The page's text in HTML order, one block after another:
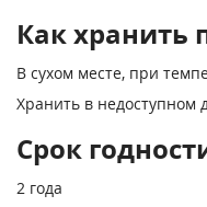
Как хранить
В сухом месте, при
Хранить в недоступном
Срок
2 года